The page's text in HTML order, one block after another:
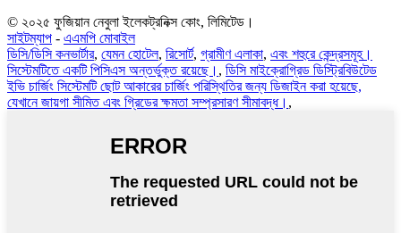
© ২০২৫ ফুজিয়ান নেবুলা ইলেকট্রনিক্স কোং, লিমিটেড।
সাইটম্যাপ - এএমপি মোবাইল
ডিসি/ডিসি কনভার্টার, যেমন হোটেল, রিসোর্ট, গ্রামীণ এলাকা, এবং শহুরে কেন্দ্রসমূহ।
সিস্টেমটিতে একটি পিসিএস অন্তর্ভুক্ত রয়েছে। , ডিসি মাইক্রোগ্রিড ডিস্ট্রিবিউটেড
ইভি চার্জিং সিস্টেমটি ছোট আকারের চার্জিং পরিস্থিতির জন্য ডিজাইন করা হয়েছে,
যেখানে জায়গা সীমিত এবং গ্রিডের ক্ষমতা সম্প্রসারণ সীমাবদ্ধ। ,